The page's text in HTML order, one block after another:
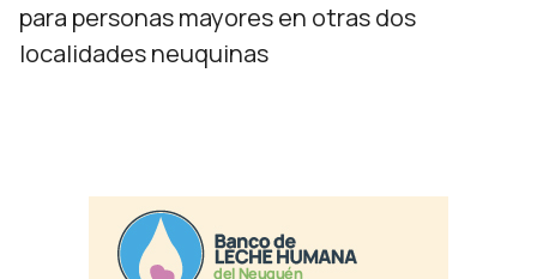
para personas mayores en otras dos
localidades neuquinas